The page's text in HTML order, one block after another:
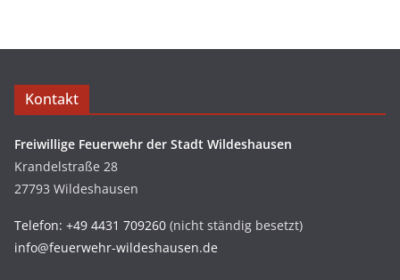
Kontakt
Freiwillige Feuerwehr der Stadt Wildeshausen
Krandelstraße 28
27793 Wildeshausen
Telefon: +49 4431 709260 (nicht ständig besetzt)
info@feuerwehr-wildeshausen.de